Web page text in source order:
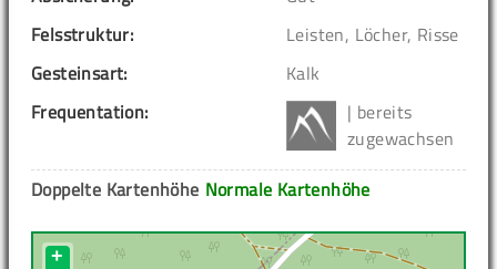
Felsstruktur:
Leisten, Löcher, Risse
Gesteinsart:
Kalk
Frequentation:
| bereits
zugewachsen
Normale Kartenhöhe
Doppelte Kartenhöhe
+